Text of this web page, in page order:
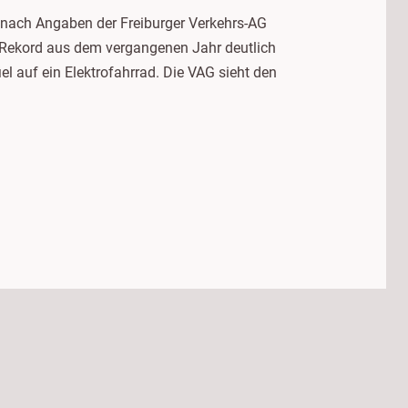
Angaben der Freiburger Verkehrs-AG
aus dem vergangenen Jahr deutlich
auf ein Elektrofahrrad. Die VAG sieht den